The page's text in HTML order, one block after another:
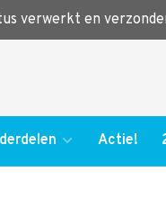
verwerkt en
Actie!